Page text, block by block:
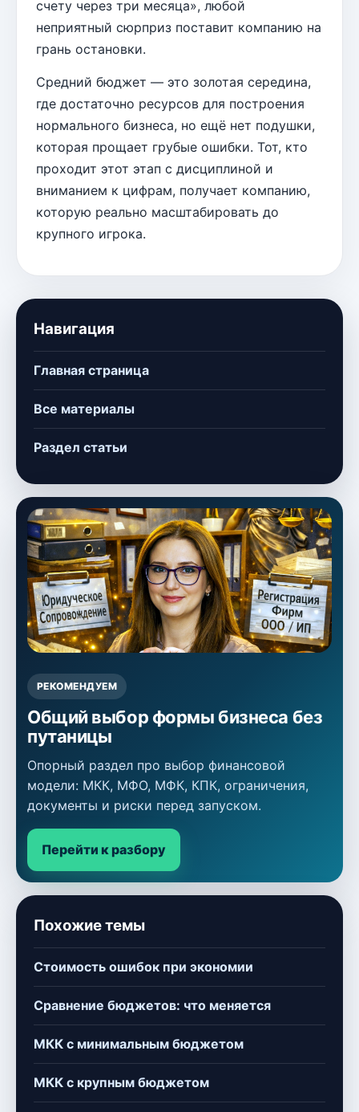
счету через три месяца», любой
неприятный сюрприз поставит компанию на
грань остановки.
Средний бюджет — это золотая середина,
где достаточно ресурсов для построения
нормального бизнеса, но ещё нет подушки,
которая прощает грубые ошибки. Тот, кто
проходит этот этап с дисциплиной и
вниманием к цифрам, получает компанию,
которую реально масштабировать до
крупного игрока.
Навигация
Главная страница
Все материалы
Раздел статьи
РЕКОМЕНДУЕМ
Общий выбор формы бизнеса без
путаницы
Опорный раздел про выбор финансовой
модели: МКК, МФО, МФК, КПК, ограничения,
документы и риски перед запуском.
Перейти к разбору
Похожие темы
Стоимость ошибок при экономии
Сравнение бюджетов: что меняется
МКК с минимальным бюджетом
МКК с крупным бюджетом